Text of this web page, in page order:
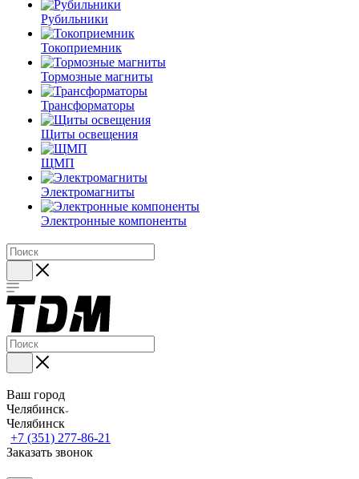
Рубильники
Токоприемник
Тормозные магниты
Трансформаторы
Щиты освещения
ЩМП
Электромагниты
Электронные компоненты
Ваш город
Челябинск
Челябинск
+7 (351) 277-86-21
Заказать звонок